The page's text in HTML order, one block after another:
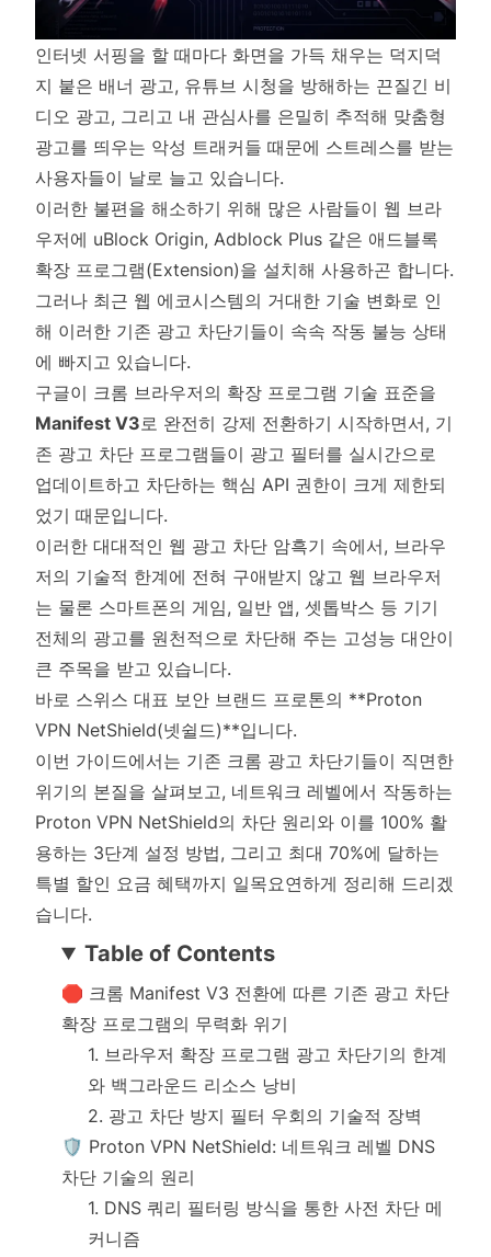
인터넷 서핑을 할 때마다 화면을 가득 채우는 덕지덕
지 붙은 배너 광고, 유튜브 시청을 방해하는 끈질긴 비
디오 광고, 그리고 내 관심사를 은밀히 추적해 맞춤형
광고를 띄우는 악성 트래커들 때문에 스트레스를 받는
사용자들이 날로 늘고 있습니다.
이러한 불편을 해소하기 위해 많은 사람들이 웹 브라
우저에 uBlock Origin, Adblock Plus 같은 애드블록
확장 프로그램(Extension)을 설치해 사용하곤 합니다.
그러나 최근 웹 에코시스템의 거대한 기술 변화로 인
해 이러한 기존 광고 차단기들이 속속 작동 불능 상태
에 빠지고 있습니다.
구글이 크롬 브라우저의 확장 프로그램 기술 표준을
Manifest V3로 완전히 강제 전환하기 시작하면서, 기
존 광고 차단 프로그램들이 광고 필터를 실시간으로
업데이트하고 차단하는 핵심 API 권한이 크게 제한되
었기 때문입니다.
이러한 대대적인 웹 광고 차단 암흑기 속에서, 브라우
저의 기술적 한계에 전혀 구애받지 않고 웹 브라우저
는 물론 스마트폰의 게임, 일반 앱, 셋톱박스 등 기기
전체의 광고를 원천적으로 차단해 주는 고성능 대안이
큰 주목을 받고 있습니다.
바로 스위스 대표 보안 브랜드 프로톤의 **Proton
VPN NetShield(넷쉴드)**입니다.
이번 가이드에서는 기존 크롬 광고 차단기들이 직면한
위기의 본질을 살펴보고, 네트워크 레벨에서 작동하는
Proton VPN NetShield의 차단 원리와 이를 100% 활
용하는 3단계 설정 방법, 그리고 최대 70%에 달하는
특별 할인 요금 혜택까지 일목요연하게 정리해 드리겠
습니다.
Table of Contents
🛑 크롬 Manifest V3 전환에 따른 기존 광고 차단
확장 프로그램의 무력화 위기
1. 브라우저 확장 프로그램 광고 차단기의 한계
와 백그라운드 리소스 낭비
2. 광고 차단 방지 필터 우회의 기술적 장벽
🛡️ Proton VPN NetShield: 네트워크 레벨 DNS
차단 기술의 원리
1. DNS 쿼리 필터링 방식을 통한 사전 차단 메
커니즘